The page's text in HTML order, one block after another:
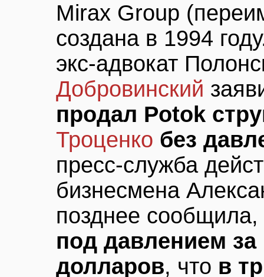
Mirax Group
создана в 1994
экс-адвокат
Добровинский
продал Potok
Троценко без
пресс-служба
бизнесмена
позднее
под давлением
долларов, что в